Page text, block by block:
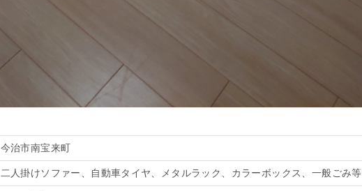
今治市南宝来町
二人掛けソファー、自動車タイヤ、メタルラック、カラーボックス、一般ごみ等